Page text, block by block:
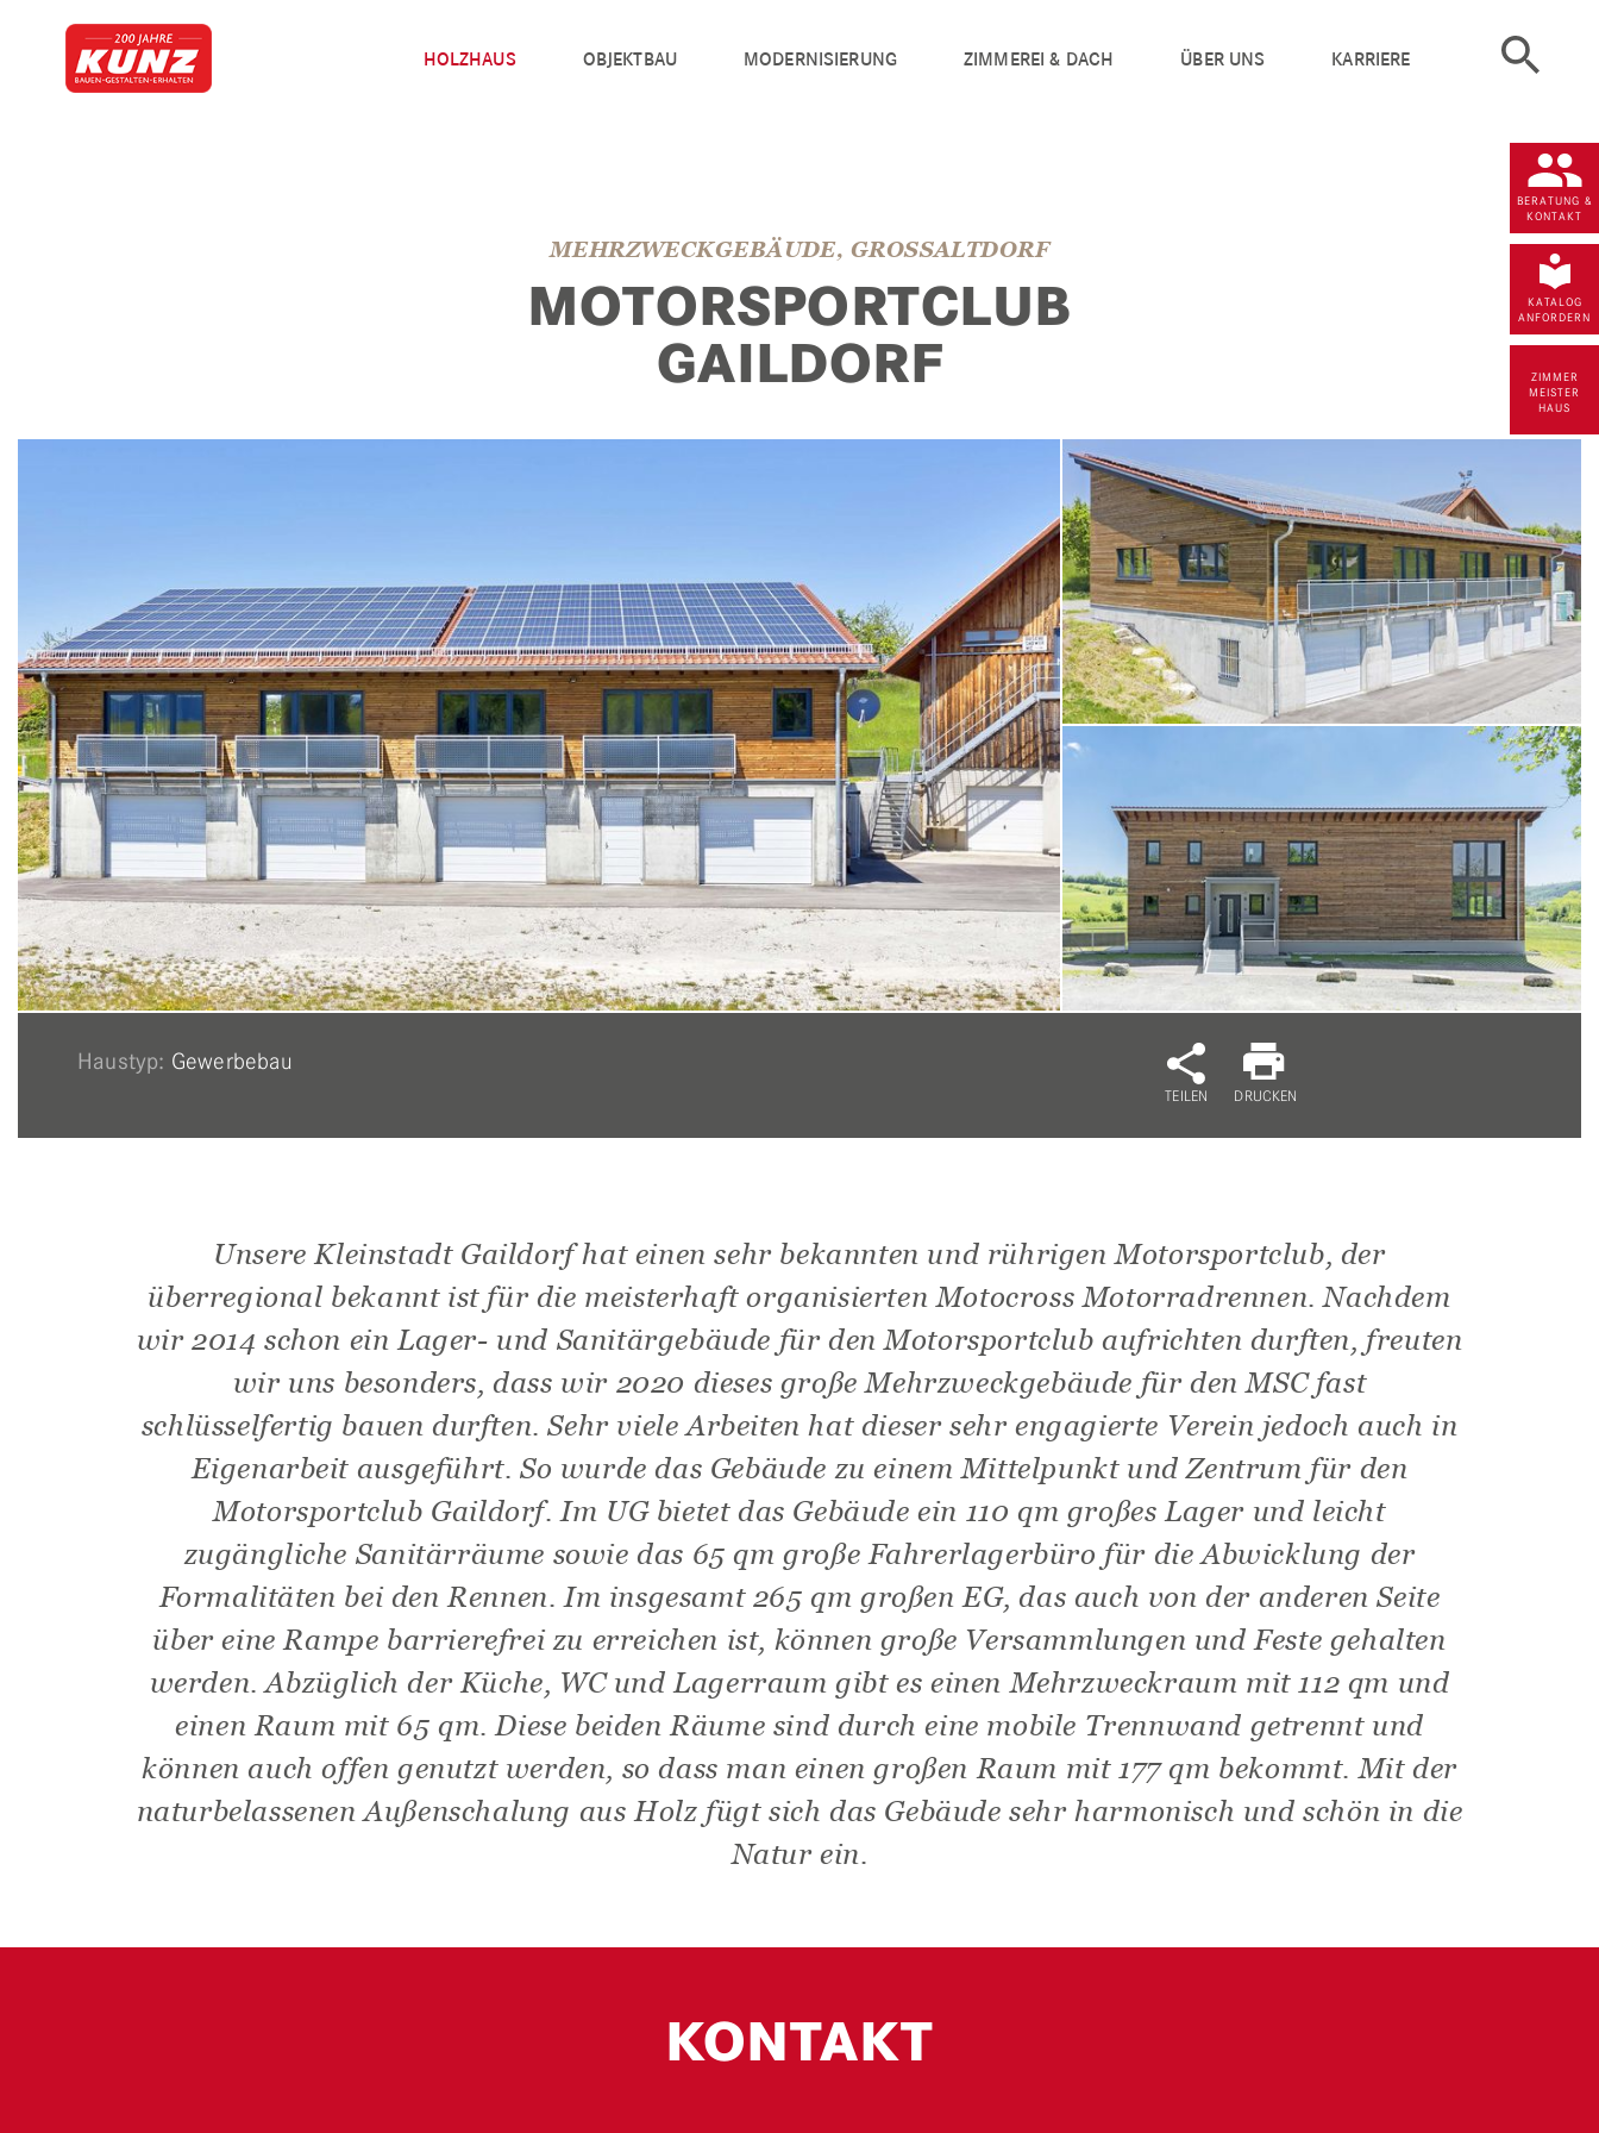
HOLZHAUS OBJEKTBAU MODERNISIERUNG ZIMMEREI & DACH ÜBER UNS KARRIERE
BERATUNG &
KONTAKT
KATALOG
ANFORDERN
ZIMMER
MEISTER
HAUS
MEHRZWECKGEBÄUDE, GROSSALTDORF
MOTORSPORTCLUB
GAILDORF
Haustyp: Gewerbebau
TEILEN DRUCKEN
Unsere Kleinstadt Gaildorf hat einen sehr bekannten und rührigen Motorsportclub, der
überregional bekannt ist für die meisterhaft organisierten Motocross Motorradrennen. Nachdem
wir 2014 schon ein Lager- und Sanitärgebäude für den Motorsportclub aufrichten durften, freuten
wir uns besonders, dass wir 2020 dieses große Mehrzweckgebäude für den MSC fast
schlüsselfertig bauen durften. Sehr viele Arbeiten hat dieser sehr engagierte Verein jedoch auch in
Eigenarbeit ausgeführt. So wurde das Gebäude zu einem Mittelpunkt und Zentrum für den
Motorsportclub Gaildorf. Im UG bietet das Gebäude ein 110 qm großes Lager und leicht
zugängliche Sanitärräume sowie das 65 qm große Fahrerlagerbüro für die Abwicklung der
Formalitäten bei den Rennen. Im insgesamt 265 qm großen EG, das auch von der anderen Seite
über eine Rampe barrierefrei zu erreichen ist, können große Versammlungen und Feste gehalten
werden. Abzüglich der Küche, WC und Lagerraum gibt es einen Mehrzweckraum mit 112 qm und
einen Raum mit 65 qm. Diese beiden Räume sind durch eine mobile Trennwand getrennt und
können auch offen genutzt werden, so dass man einen großen Raum mit 177 qm bekommt. Mit der
naturbelassenen Außenschalung aus Holz fügt sich das Gebäude sehr harmonisch und schön in die
Natur ein.
KONTAKT